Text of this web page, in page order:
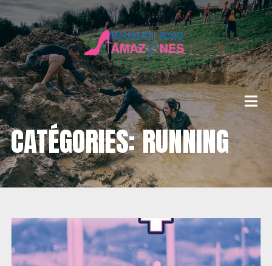
CATÉGORIES: RUNNING